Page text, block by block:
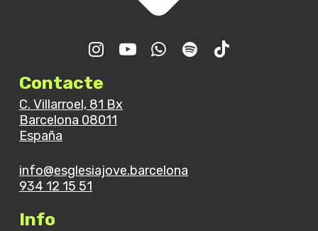
Contacte
C. Villarroel, 81 Bx
Barcelona 08011
España
info@esglesiajove.barcelona
934 12 15 51
Info